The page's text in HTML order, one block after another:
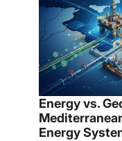
Energy vs.
Energy